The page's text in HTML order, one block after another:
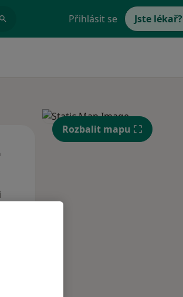
Přihlásit se Jste lékař?
Pá So
Rozbalit mapu